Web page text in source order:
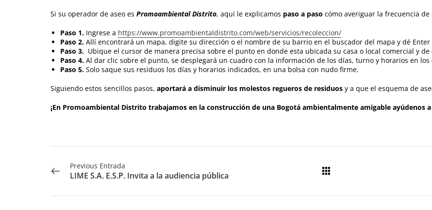
Si su operador de aseo esPromoambiental Distrito, aquí le explicamos paso a paso cómo averiguar la frecuencia
Paso 1. Ingrese a https://www.promoambientaldistrito.com/web/servicios/recoleccion/
Paso 2. Allí encontrará un mapa, digite su dirección o el nombre de su barrio en el buscador del mapa y dé
Paso 3. Ubique el cursor de manera precisa sobre el punto en donde esta ubicada su casa o local comercial y de
Paso 4. Al dar clic sobre el punto, se desplegará un cuadro con la información de los días, turno y horarios en
Paso 5. Solo saque sus residuos los días y horarios indicados, en una bolsa con nudo firme.
Siguiendo estos sencillos pasos,aportará a disminuir los molestos regueros de residuos y a que el esquema de
¡En Promoambiental Distrito trabajamos en la construcción de una Bogotá ambientalmente amigable ayúdenos
Previous Entrada
LIME S.A. E.S.P. Invita a la audiencia pública